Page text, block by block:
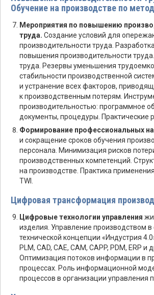
Обучение на производстве по
Мероприятия по повышению
труда. Создание условий для
производительности труда.
повышения производительности
труда. Резервы уменьшения
стабильности производственной
и устранение всех факторов,
к производственным потерям.
производительностью: программное
документы, процедуры. Практические
Формирование профессиональных
и сокращение сроков обучения
персонала. Минимизация рисков
производственных компетенций.
на производстве. Практика
TWI.
Цифровая трансформация
Цифровые технологии управления
изделия. Управление производством в
технической концепции «Индустрия
PLM, CAD, CAE, CAM, CAPP, PDM, ERP и
Оптимизация потоков информации в
процессах. Роль информационной
процессов в организации управления